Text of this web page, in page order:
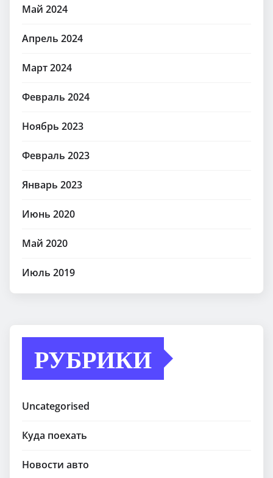
Май 2024
Апрель 2024
Март 2024
Февраль 2024
Ноябрь 2023
Февраль 2023
Январь 2023
Июнь 2020
Май 2020
Июль 2019
РУБРИКИ
Uncategorised
Куда поехать
Новости авто